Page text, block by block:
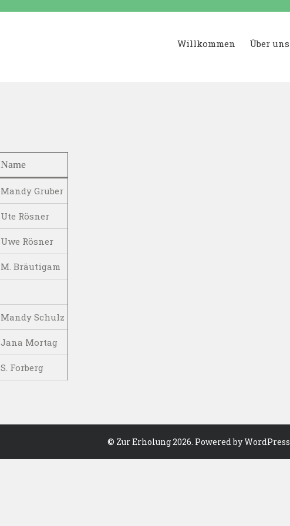
Willkommen Über uns
Name
Mandy Gruber
Ute Rösner
Uwe Rösner
M. Bräutigam
Mandy Schulz
Jana Mortag
S. Forberg
© Zur Erholung2026. Powered by WordPress